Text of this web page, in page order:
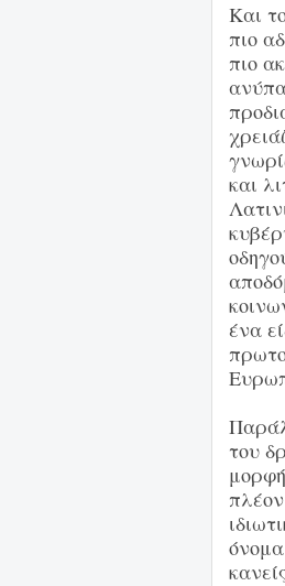
Και
πιο
πιο
και
ένα
του